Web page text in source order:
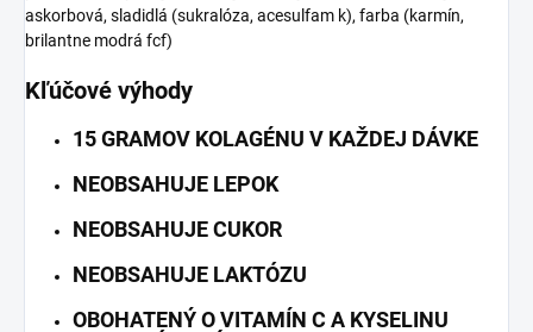
askorbová, sladidlá (sukralóza, acesulfam k), farba (karmín,
brilantne modrá fcf)
Kľúčové výhody
15 GRAMOV KOLAGÉNU V KAŽDEJ DÁVKE
NEOBSAHUJE LEPOK
NEOBSAHUJE CUKOR
NEOBSAHUJE LAKTÓZU
OBOHATENÝ O VITAMÍN C A KYSELINU